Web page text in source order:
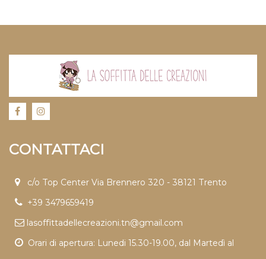
CONTATTACI
c/o Top Center Via Brennero 320 - 38121 Trento
+39 3479659419
lasoffittadellecreazioni.tn@gmail.com
Orari di apertura: Lunedi 15.30-19.00, dal Martedì al